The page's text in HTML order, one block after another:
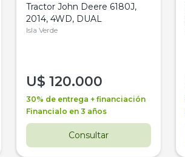
Tractor John Deere 6180J,
2014, 4WD, DUAL
Isla Verde
U$ 120.000
30% de entrega + financiación
Financialo en 3 años
Consultar